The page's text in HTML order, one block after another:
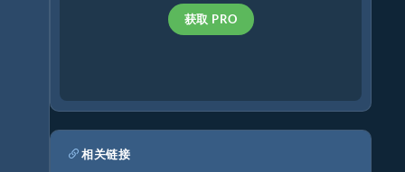
获取 PRO
相关链接